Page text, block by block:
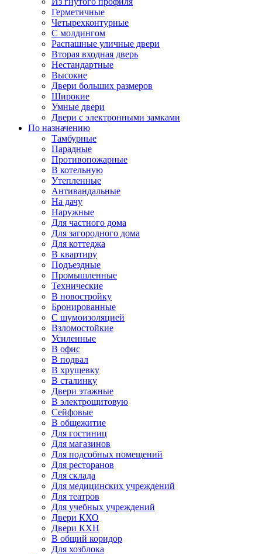
Герметичные
Четырехконтурные
С молдингом
Распашные уличные двери
Вторая входная дверь
Нестандартные
Высокие
Двери больших размеров
Широкие
Умные двери
Двери с электронными замками
По назначению
Тамбурные
Парадные
Противопожарные
В котельную
Утепленные
Антивандальные
На дачу
Наружные
Для частного дома
Для загородного дома
Для коттеджа
В квартиру
Подъездные
Промышленные
Технические
В новостройку
Бронированные
С шумоизоляцией
Взломостойкие
Усиленные
В офис
В подвал
В хрущевку
В сталинку
Двери этажные
В электрощитовую
Сейфовые
В общежитие
Для гостиниц
Для магазинов
Для подсобных помещений
Для ресторанов
Для склада
Для медицинских учреждений
Для театров
Для учебных учреждений
Двери КХО
Двери КХН
В общий коридор
Для хозблока